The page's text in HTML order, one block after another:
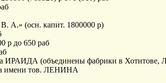
(осн. капит. 1800000 р)
р до 650 раб
ИРАИДА (объединены фабрики в Хотитове,
имени тов. ЛЕНИНА